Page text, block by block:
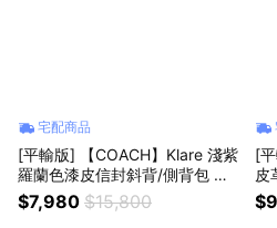
宅配商品
[平輸版] 【COACH】Klare 淺紫
羅蘭色漆皮信封斜背/側背包 真
品平輸
$7,980 $15,800
[
皮
斜